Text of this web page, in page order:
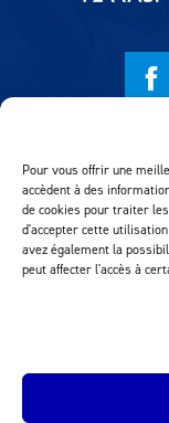
Pour vous offrir une
accèdent à des
de cookies pour traiter
d'accepter cette
avez également la
peut affecter l'accès à